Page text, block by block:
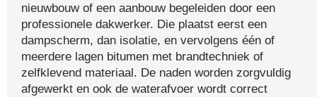
nieuwbouw of een aanbouw begeleiden door een
professionele dakwerker. Die plaatst eerst een
dampscherm, dan isolatie, en vervolgens één of
meerdere lagen bitumen met brandtechniek of
zelfklevend materiaal. De naden worden zorgvuldig
afgewerkt en ook de waterafvoer wordt correct